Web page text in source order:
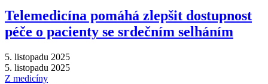
Telemedicína pomáhá zlepšit dostupnost
péče o pacienty se srdečním selháním
5. listopadu 2025
5. listopadu 2025
Z medicíny